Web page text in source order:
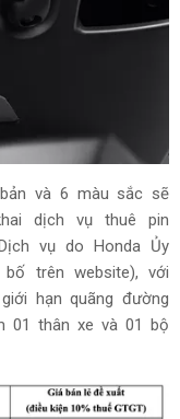
và 6 màu sắc sẽ
dịch vụ thuê pin
vụ do Honda Ủy
trên website), với
hạn quãng đường
01 thân xe và 01 bộ